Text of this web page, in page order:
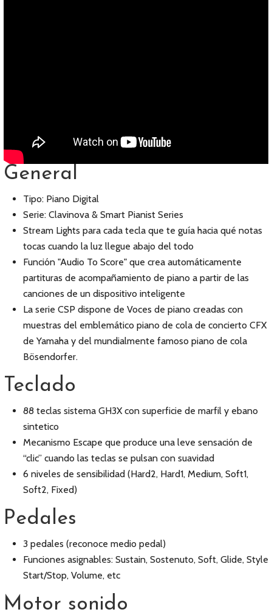
General
Tipo: Piano Digital
Serie: Clavinova & Smart Pianist Series
Stream Lights para cada tecla que te guía hacia qué notas
tocas cuando la luz llegue abajo del todo
Función "Audio To Score" que crea automáticamente
partituras de acompañamiento de piano a partir de las
canciones de un dispositivo inteligente
La serie CSP dispone de Voces de piano creadas con
muestras del emblemático piano de cola de concierto CFX
de Yamaha y del mundialmente famoso piano de cola
Bösendorfer.
Teclado
88 teclas sistema GH3X con superficie de marfil y ebano
sintetico
Mecanismo Escape que produce una leve sensación de
“clic” cuando las teclas se pulsan con suavidad
6 niveles de sensibilidad (Hard2, Hard1, Medium, Soft1,
Soft2, Fixed)
Pedales
3 pedales (reconoce medio pedal)
Funciones asignables: Sustain, Sostenuto, Soft, Glide, Style
Start/Stop, Volume, etc
Motor sonido